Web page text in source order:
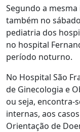
Segundo a
também no
pediatria dos
no hospital
período noturno.
No Hospital São
de Ginecologia e
ou seja, encontra-
internas, aos
Orientação de